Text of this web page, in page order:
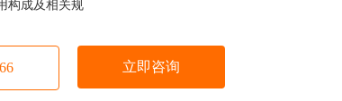
构成及相关规
立即咨询